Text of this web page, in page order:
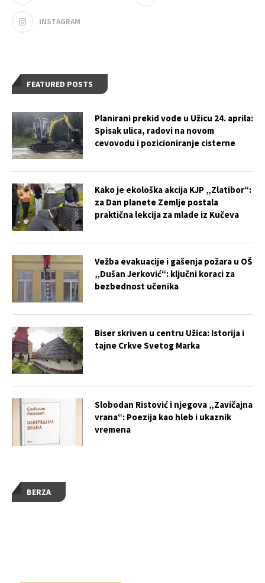
BERZA
INSTAGRAM
FEATURED POSTS
Planirani prekid vode u Užicu 24. aprila:
Spisak ulica, radovi na novom
cevovodu i pozicioniranje cisterne
Kako je ekološka akcija KJP „Zlatibor“:
za Dan planete Zemlje postala
praktična lekcija za mlade iz Kučeva
Vežba evakuacije i gašenja požara u OŠ
„Dušan Jerković“: ključni koraci za
bezbednost učenika
Biser skriven u centru Užica: Istorija i
tajne Crkve Svetog Marka
Slobodan Ristović i njegova „Zavičajna
vrana“: Poezija kao hleb i ukaznik
vremena